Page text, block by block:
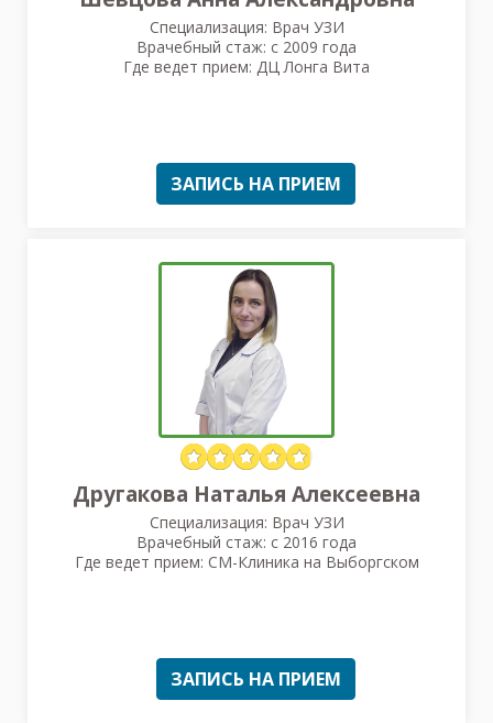
Специализация: Врач УЗИ
Врачебный стаж: с 2009 года
Где ведет прием: ДЦ Лонга Вита
ЗАПИСЬ НА ПРИЕМ
Другакова Наталья Алексеевна
Специализация: Врач УЗИ
Врачебный стаж: с 2016 года
Где ведет прием: СМ-Клиника на Выборгском
ЗАПИСЬ НА ПРИЕМ